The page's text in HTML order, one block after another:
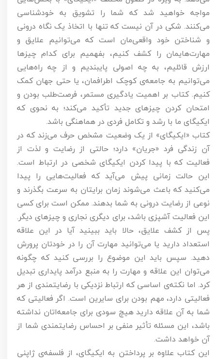
مواجه خواهید شد که شما را تشویق به خودشناسی
می‌کنند. شکی در آن نیست که تنها با اتخاذ یک نگاه درونی
و شناختن خود واقعی‌مان است که می‌توانیم علایق و
مهارت‌هایمان را کشف کنیم، بفهمیم برای کدام چیزها
ارزش قائلیم، به چه اصولی پایبندیم و از چه راه‌هایی
می‌توانیم به جامعه‌ی کوچک اطرافمان، یا حتی جهان کمک
کنیم. کتاب بر اهمیت یادگیری مستمر، فرصت‌طلب بودن و
امتحان کردن چیزهای جدید تأکید می‌کند؛ به نحوی که
ایکیگای ما با رشد و تکامل فردی در هماهنگی باشد.
کتاب «ایکیگای» از یک وضعیت مشخص حرف می‌زند که در
آن زندگی فرد «جریان» دارد؛ حالتی از رضایت و لذت از
فعالیت که با پیدا کردن ایکیگای شخصی در ارتباط است.
این حالت زمانی پیش می‌آید که فعالیت‌هایی را پیدا
می‌کنید که باعث می‌شوند زمان برایتان به سرعت بگذرند و
نوعی از رضایت درونی به شما بدهند. ممکن است برای کسی
این فعالیت آشپزی باشد، برای دیگری نجاری و چیزهای دیگر.
پس از کشف علایق، حالا باید ببینید آیا در این علاقه
استعداد دارید یا می‌توانید مهارت آن را در خودتان پرورش
دهید. سپس باید این موضوع را بررسی کنید که چگونه
می‌توان این علاقه و مهارت را به منبع درآمد پایداری تبدیل
کرد. اما نکته‌ی اساسی که ارتباط نزدیکی با رضایتمندی از هر
فعالیتی دارد، مهم بودن برای سایرین است. اگر فعالیتی که
شما به آن علاقه دارید هیچ سودی برای جامعه‌اتان نداشته
باشد، این مسئله تأثیر منفی بر احساس رضایتمندی شما از
آن خواهد داشت.
این کتاب علاوه بر پرداختن به ایکیگای، از فلسفه‌ی ژاپنی